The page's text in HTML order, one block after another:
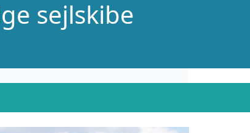
sejlskibe